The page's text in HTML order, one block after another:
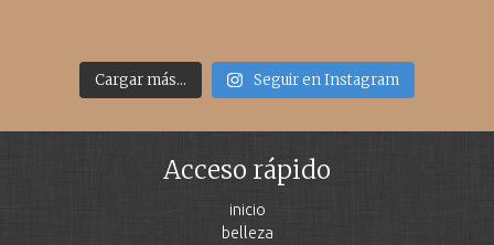
Cargar más... Seguir en Instagram
Acceso rápido
inicio
belleza